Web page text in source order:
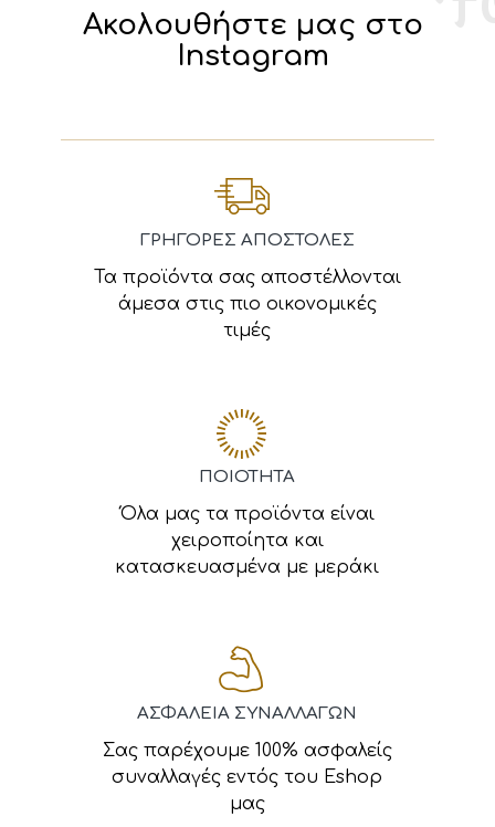
Ακολουθήστε μας στο
Instagram
ΓΡΗΓΟΡΕΣ ΑΠΟΣΤΟΛΕΣ
Τα προϊόντα σας αποστέλλονται
άμεσα στις πιο οικονομικές
τιμές
ΠΟΙΟΤΗΤΑ
Όλα μας τα προϊόντα είναι
χειροποίητα και
κατασκευασμένα με μεράκι
ΑΣΦΑΛΕΙΑ ΣΥΝΑΛΛΑΓΩΝ
Σας παρέχουμε 100% ασφαλείς
συναλλαγές εντός του Eshop
μας